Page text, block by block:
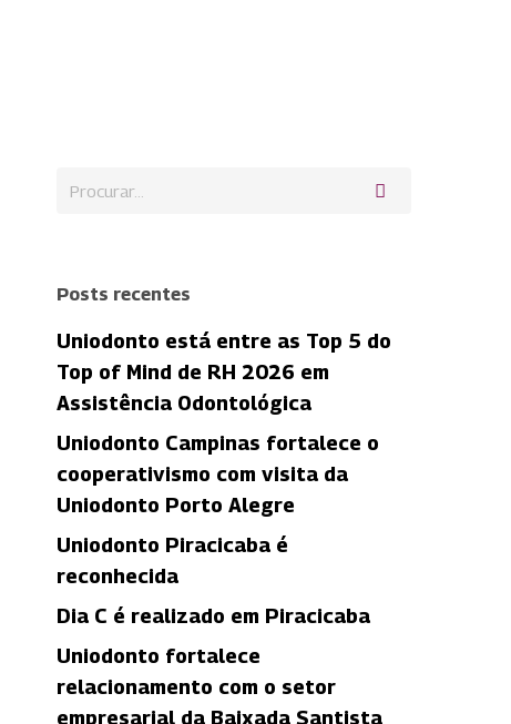
Posts recentes
Uniodonto está entre as Top 5 do
Top of Mind de RH 2026 em
Assistência Odontológica
Uniodonto Campinas fortalece o
cooperativismo com visita da
Uniodonto Porto Alegre
Uniodonto Piracicaba é
reconhecida
Dia C é realizado em Piracicaba
Uniodonto fortalece
relacionamento com o setor
empresarial da Baixada Santista